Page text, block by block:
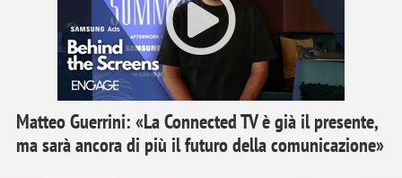
Matteo Guerrini: «La Connected TV è già il presente,
ma sarà ancora di più il futuro della comunicazione»